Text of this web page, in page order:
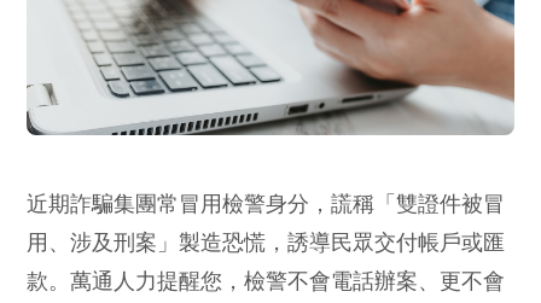
近期詐騙集團常冒用檢警身分，謊稱「雙證件被冒
用、涉及刑案」製造恐慌，誘導民眾交付帳戶或匯
款。萬通人力提醒您，檢警不會電話辦案、更不會